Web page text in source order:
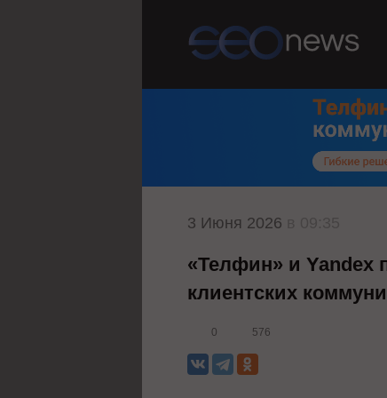
3 Июня 2026
«Телфин» и Yandex
клиентских
0 576